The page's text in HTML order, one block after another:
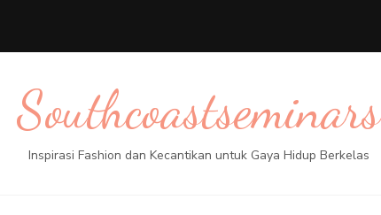
Southcoastseminars
Inspirasi Fashion dan Kecantikan untuk Gaya Hidup Berkelas